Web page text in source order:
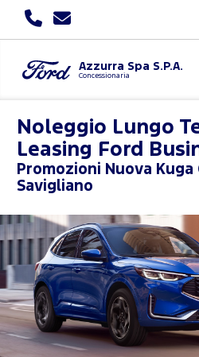
Azzurra Spa S.P.A.
Concessionaria
Noleggio Lungo
Leasing Ford
Promozioni Nuova
Savigliano